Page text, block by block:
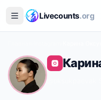
Livecounts.org